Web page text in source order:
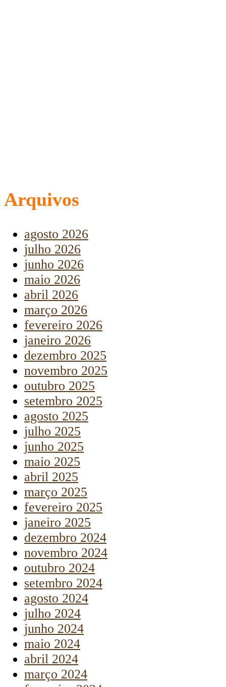
Arquivos
agosto 2026
julho 2026
junho 2026
maio 2026
abril 2026
março 2026
fevereiro 2026
janeiro 2026
dezembro 2025
novembro 2025
outubro 2025
setembro 2025
agosto 2025
julho 2025
junho 2025
maio 2025
abril 2025
março 2025
fevereiro 2025
janeiro 2025
dezembro 2024
novembro 2024
outubro 2024
setembro 2024
agosto 2024
julho 2024
junho 2024
maio 2024
abril 2024
março 2024